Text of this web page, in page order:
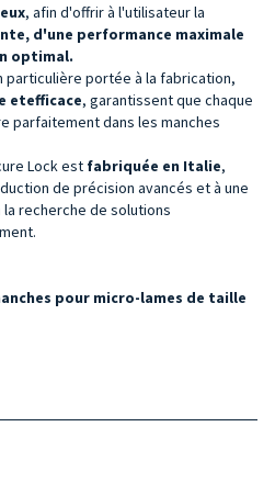
, afin d'offrir à l'utilisateur la
d'une performance maximale
optimal.
portée à la fabrication,
etefficace, garantissent que chaque
parfaitement dans les manches
Lock est fabriquée en Italie,
de précision avancés et à une
recherche de solutions
pour micro-lames de taille